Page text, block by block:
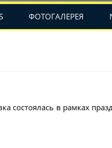
ФОТОГАЛЕРЕЯ
в рамках